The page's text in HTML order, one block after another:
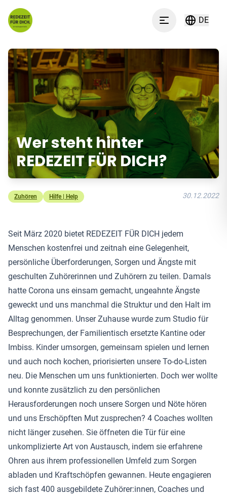
Menu
DE
Wer steht hinter
REDEZEIT FÜR DICH?
Zuhören Hilfe | Help 30.12.2022
Seit März 2020 bietet REDEZEIT FÜR DICH jedem
Menschen kostenfrei und zeitnah eine Gelegenheit,
persönliche Überforderungen, Sorgen und Ängste mit
geschulten Zuhörerinnen und Zuhörern zu teilen. Damals
hatte Corona uns einsam gemacht, ungeahnte Ängste
geweckt und uns manchmal die Struktur und den Halt im
Alltag genommen. Unser Zuhause wurde zum Studio für
Besprechungen, der Familientisch ersetzte Kantine oder
Imbiss. Kinder umsorgen, gemeinsam spielen und lernen
und auch noch kochen, priorisierten unsere To-do-Listen
neu. Die Menschen um uns funktionierten. Doch wer wollte
und konnte zusätzlich zu den persönlichen
Herausforderungen noch unsere Sorgen und Nöte hören
und uns Erschöpften Mut zusprechen? 4 Coaches wollten
nicht länger zusehen. Sie öffneten die Tür für eine
unkomplizierte Art von Austausch, indem sie erfahrene
Ohren aus ihrem professionellen Umfeld zum Sorgen
abladen und Kraftschöpfen gewannen. Heute engagieren
sich fast 400 ausgebildete Zuhörer:innen, Coaches und